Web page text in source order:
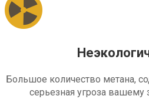
Большое количество метана,
серьезная угроза